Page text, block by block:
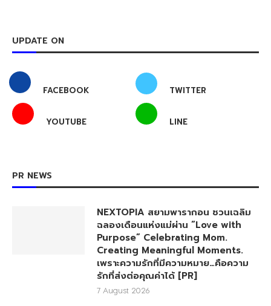
UPDATE ON
FACEBOOK TWITTER
YOUTUBE LINE
PR NEWS
NEXTOPIA สยามพารากอน ชวนเฉลิม
ฉลองเดือนแห่งแม่ผ่าน “Love with
Purpose” Celebrating Mom.
Creating Meaningful Moments.
เพราะความรักที่มีความหมาย…คือความ
รักที่ส่งต่อคุณค่าได้ [PR]
7 August 2026